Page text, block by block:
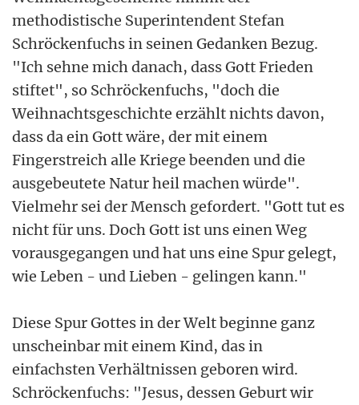
methodistische Superintendent Stefan
Schröckenfuchs in seinen Gedanken Bezug.
"Ich sehne mich danach, dass Gott Frieden
stiftet", so Schröckenfuchs, "doch die
Weihnachtsgeschichte erzählt nichts davon,
dass da ein Gott wäre, der mit einem
Fingerstreich alle Kriege beenden und die
ausgebeutete Natur heil machen würde".
Vielmehr sei der Mensch gefordert. "Gott tut es
nicht für uns. Doch Gott ist uns einen Weg
vorausgegangen und hat uns eine Spur gelegt,
wie Leben - und Lieben - gelingen kann."
Diese Spur Gottes in der Welt beginne ganz
unscheinbar mit einem Kind, das in
einfachsten Verhältnissen geboren wird.
Schröckenfuchs: "Jesus, dessen Geburt wir